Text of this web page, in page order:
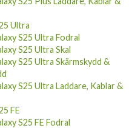
Ultra
S25 Ultra Fodral
S25 Ultra Skal
S25 Ultra Skärmskydd &
S25 Ultra Laddare, Kablar &
FE
S25 FE Fodral
S25 FE Skal